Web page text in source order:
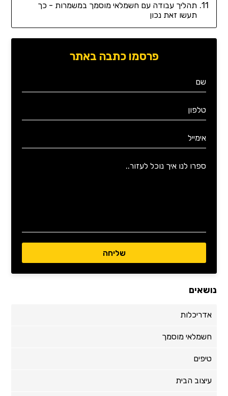
תהליך עבודה עם חשמלאי מוסמך במשמרות - כך
תעשו זאת נכון
פרסמו כתבה באתר
נושאים
אדריכלות
חשמלאי מוסמך
טיפים
עיצוב הבית